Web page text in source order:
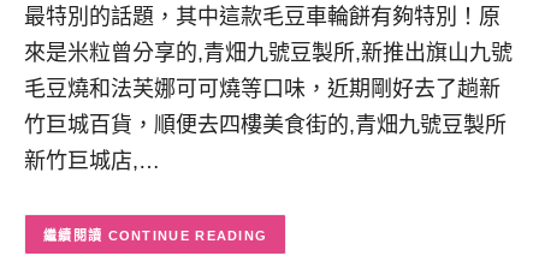
最特別的話題，其中這款毛豆車輪餅有夠特別！原
來是米粒曾分享的,青畑九號豆製所,新推出旗山九號
毛豆燒和法芙娜可可燒等口味，近期剛好去了趟新
竹巨城百貨，順便去四樓美食街的,青畑九號豆製所
新竹巨城店,…
CONTINUE READING